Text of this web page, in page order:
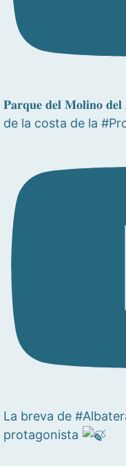
𝐏𝐚𝐫𝐪𝐮𝐞 𝐝𝐞𝐥 𝐌𝐨𝐥𝐢𝐧𝐨
de la costa de la
La breva de
protagonista